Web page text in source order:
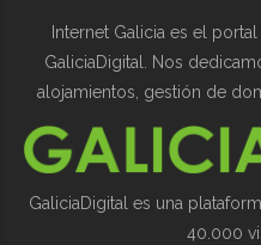
Internet Galicia es el
GaliciaDigital. Nos
alojamientos, gestión de
GaliciaDigital es una
40.000